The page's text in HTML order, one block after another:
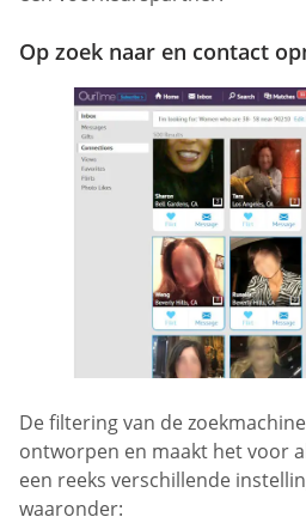
Op zoek naar en contact
De filtering van de
ontworpen en maakt het voor
een reeks verschillende
waaronder: